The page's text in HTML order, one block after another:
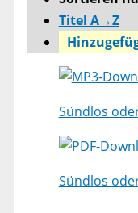
Titel A→Z
Sündlos
Sündlos